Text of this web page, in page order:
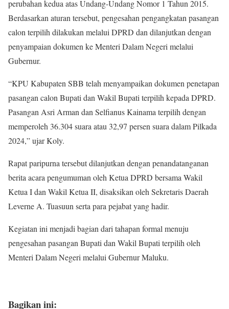
perubahan kedua atas Undang-Undang Nomor 1 Tahun 2015.
Berdasarkan aturan tersebut, pengesahan pengangkatan pasangan
calon terpilih dilakukan melalui DPRD dan dilanjutkan dengan
penyampaian dokumen ke Menteri Dalam Negeri melalui
Gubernur.
“KPU Kabupaten SBB telah menyampaikan dokumen penetapan
pasangan calon Bupati dan Wakil Bupati terpilih kepada DPRD.
Pasangan Asri Arman dan Selfianus Kainama terpilih dengan
memperoleh 36.304 suara atau 32,97 persen suara dalam Pilkada
2024,” ujar Koly.
Rapat paripurna tersebut dilanjutkan dengan penandatanganan
berita acara pengumuman oleh Ketua DPRD bersama Wakil
Ketua I dan Wakil Ketua II, disaksikan oleh Sekretaris Daerah
Leverne A. Tuasuun serta para pejabat yang hadir.
Kegiatan ini menjadi bagian dari tahapan formal menuju
pengesahan pasangan Bupati dan Wakil Bupati terpilih oleh
Menteri Dalam Negeri melalui Gubernur Maluku.
Bagikan ini: